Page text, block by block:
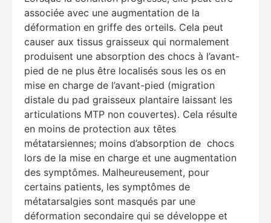
associée avec une augmentation de la
déformation en griffe des orteils. Cela peut
causer aux tissus graisseux qui normalement
produisent une absorption des chocs à l’avant-
pied de ne plus être localisés sous les os en
mise en charge de l’avant-pied (migration
distale du pad graisseux plantaire laissant les
articulations MTP non couvertes). Cela résulte
en moins de protection aux têtes
métatarsiennes; moins d’absorption de chocs
lors de la mise en charge et une augmentation
des symptômes. Malheureusement, pour
certains patients, les symptômes de
métatarsalgies sont masqués par une
déformation secondaire qui se développe et